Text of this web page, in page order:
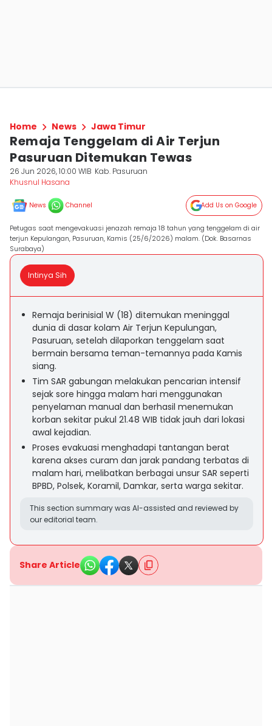
Home News Jawa Timur
Remaja Tenggelam di Air Terjun
Pasuruan Ditemukan Tewas
26 Jun 2026, 10:00 WIB Kab. Pasuruan
Khusnul Hasana
News Channel Add Us on Google
Petugas saat mengevakuasi jenazah remaja 18 tahun yang tenggelam di air
terjun Kepulangan, Pasuruan, Kamis (25/6/2026) malam. (Dok. Basarnas
Surabaya)
Intinya Sih
Remaja berinisial W (18) ditemukan meninggal
dunia di dasar kolam Air Terjun Kepulungan,
Pasuruan, setelah dilaporkan tenggelam saat
bermain bersama teman-temannya pada Kamis
siang.
Tim SAR gabungan melakukan pencarian intensif
sejak sore hingga malam hari menggunakan
penyelaman manual dan berhasil menemukan
korban sekitar pukul 21.48 WIB tidak jauh dari lokasi
awal kejadian.
Proses evakuasi menghadapi tantangan berat
karena akses curam dan jarak pandang terbatas di
malam hari, melibatkan berbagai unsur SAR seperti
BPBD, Polsek, Koramil, Damkar, serta warga sekitar.
This section summary was AI-assisted and reviewed by
our editorial team.
Share Article